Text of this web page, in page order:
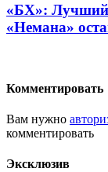
«БХ»: Лучший
«Немана»
Комментировать
Вам нужно
комментировать
Эксклюзив